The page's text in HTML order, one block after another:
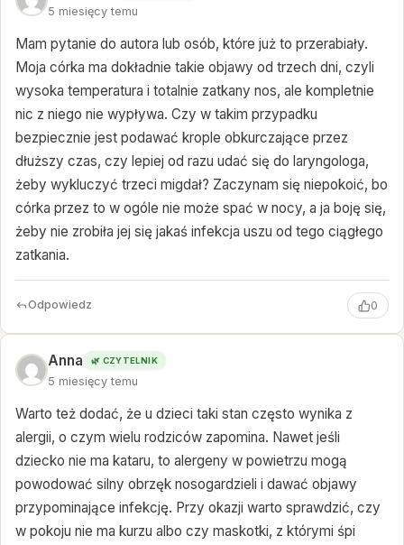
5 miesięcy temu
Mam pytanie do autora lub osób, które już to przerabiały.
Moja córka ma dokładnie takie objawy od trzech dni, czyli
wysoka temperatura i totalnie zatkany nos, ale kompletnie
nic z niego nie wypływa. Czy w takim przypadku
bezpiecznie jest podawać krople obkurczające przez
dłuższy czas, czy lepiej od razu udać się do laryngologa,
żeby wykluczyć trzeci migdał? Zaczynam się niepokoić, bo
córka przez to w ogóle nie może spać w nocy, a ja boję się,
żeby nie zrobiła jej się jakaś infekcja uszu od tego ciągłego
zatkania.
Odpowiedz 0
Anna 🌿 CZYTELNIK
5 miesięcy temu
Warto też dodać, że u dzieci taki stan często wynika z
alergii, o czym wielu rodziców zapomina. Nawet jeśli
dziecko nie ma kataru, to alergeny w powietrzu mogą
powodować silny obrzęk nosogardzieli i dawać objawy
przypominające infekcję. Przy okazji warto sprawdzić, czy
w pokoju nie ma kurzu albo czy maskotki, z którymi śpi